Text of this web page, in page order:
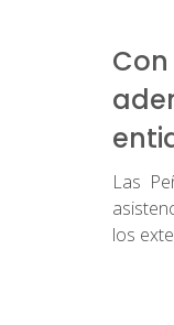
Las
los